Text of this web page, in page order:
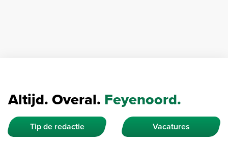
Altijd. Overal. Feyenoord.
Tip de redactie Vacatures